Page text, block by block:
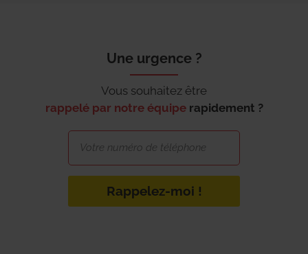
Une urgence ?
Vous souhaitez être
rappelé par notre équipe rapidement ?
Rappelez-moi !